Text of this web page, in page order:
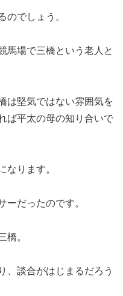
のでしょう。
馬場で三橋という老人と
は堅気ではない雰囲気を
ば平太の母の知り合いで
なります。
ーだったのです。
橋。
、談合がはじまるだろう